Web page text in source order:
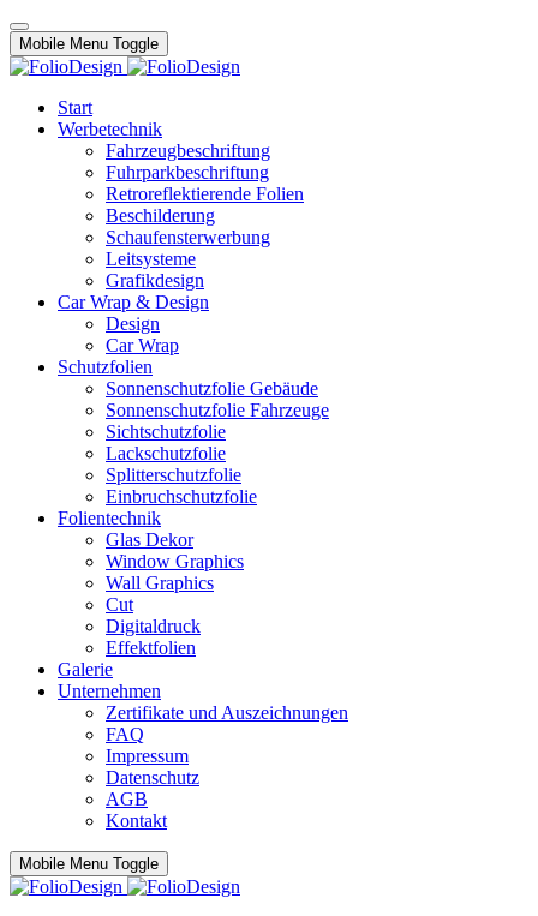
Mobile Menu Toggle
Start
Werbetechnik
Fahrzeugbeschriftung
Fuhrparkbeschriftung
Retroreflektierende Folien
Beschilderung
Schaufensterwerbung
Leitsysteme
Grafikdesign
Car Wrap & Design
Design
Car Wrap
Schutzfolien
Sonnenschutzfolie Gebäude
Sonnenschutzfolie Fahrzeuge
Sichtschutzfolie
Lackschutzfolie
Splitterschutzfolie
Einbruchschutzfolie
Folientechnik
Glas Dekor
Window Graphics
Wall Graphics
Cut
Digitaldruck
Effektfolien
Galerie
Unternehmen
Zertifikate und Auszeichnungen
FAQ
Impressum
Datenschutz
AGB
Kontakt
Mobile Menu Toggle